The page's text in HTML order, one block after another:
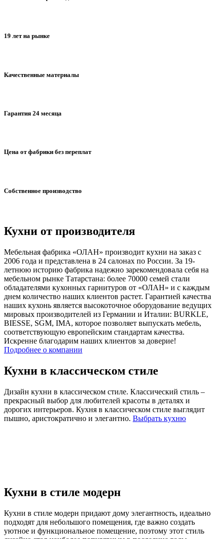
19 лет на рынке
Качественные материалы
Гарантия 24 месяца
Цена от фабрики без переплат
Собственное производство
Кухни от производителя
Мебельная фабрика «ОЛАН» производит кухни на заказ с
2006 года и представлена в 24 салонах по России. За 19-
летнюю историю фабрика надежно зарекомендовала себя на
мебельном рынке Татарстана: более 70000 семей стали
обладателями кухонных гарнитуров от «ОЛАН» и с каждым
днем количество наших клиентов растет. Гарантией качества
наших кухонь является высокоточное оборудование ведущих
мировых производителей из Германии и Италии: BURKLE,
BIESSE, SGM, IMA, которое позволяет выпускать мебель,
соответствующую европейским стандартам качества.
Искренне благодарим наших клиентов за доверие!
Подробнее о компании
Кухни в классическом стиле
Дизайн кухни в классическом стиле. Классический стиль –
прекрасный выбор для любителей красоты в деталях и
дорогих интерьеров. Кухня в классическом стиле выглядит
пышно, аристократично и элегантно. Выбрать кухню
Кухни в стиле модерн
Кухни в стиле модерн придают дому элегантность, идеально
подходят для небольшого помещения, где важно создать
уютное и функциональное помещение, поэтому этот стиль